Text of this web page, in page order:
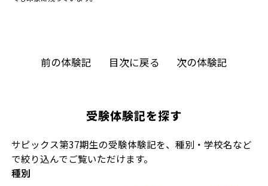
受験体験記を探す
サピックス第37期生の受験体験記を、種別・学校名など
で絞り込んでご覧いただけます。
種別
前の体験記 目次に戻る 次の体験記